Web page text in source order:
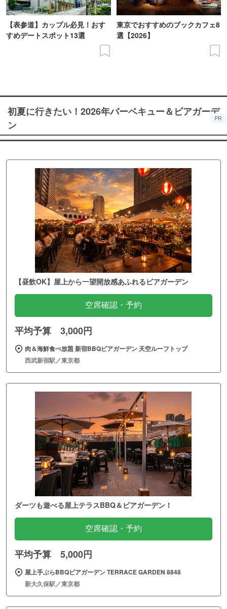
【表参道】カップル必見！おす
すめデートスポット13選
東京でおすすめのブックカフェ8
選【2026】
初夏に行きたい！2026年バーベキュー＆ビアガーデ
ン
PR
【昼飲OK】屋上から一望開放感あふれるビアガーデン
空席確認・予約
平均予算 3,000円
肉＆海鮮食べ放題 新宿BBQビアガーデン 天空ルーフトップ
西武新宿駅／東京都
ダーツも遊べる屋上テラスBBQ＆ビアガーデン！
空席確認・予約
平均予算 5,000円
屋上手ぶらBBQビアガーデン TERRACE GARDEN 8848
新大久保駅／東京都